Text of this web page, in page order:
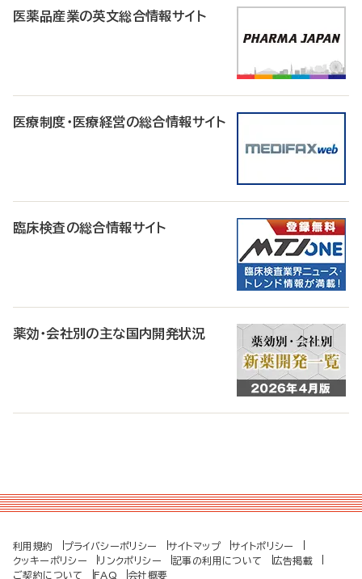
医薬品産業の英文総合情報サイト
医療制度・医療経営の総合情報サイト
臨床検査の総合情報サイト
薬効・会社別の主な国内開発状況
利用規約 プライバシーポリシー サイトマップ
サイトポリシー
クッキーポリシー
リンクポリシー 記事の利用について
広告掲載
ご契約について
FAQ 会社概要